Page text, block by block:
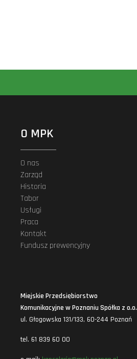
O MPK
O nas
Zarząd
Historia
Tabor
Usługi
Praca
Kontakt
Fundusz prewencyjny
Miejskie Przedsiębiorstwo
Komunikacyjne w Poznaniu Spółka z o.o.
ul. Głogowska 131/133, 60-244 Poznań
tel. 61 839 60 00